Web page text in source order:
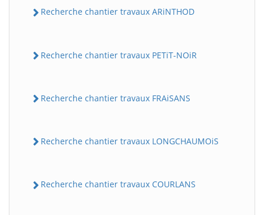
Recherche chantier travaux ARiNTHOD
Recherche chantier travaux PETiT-NOiR
Recherche chantier travaux FRAiSANS
Recherche chantier travaux LONGCHAUMOiS
Recherche chantier travaux COURLANS